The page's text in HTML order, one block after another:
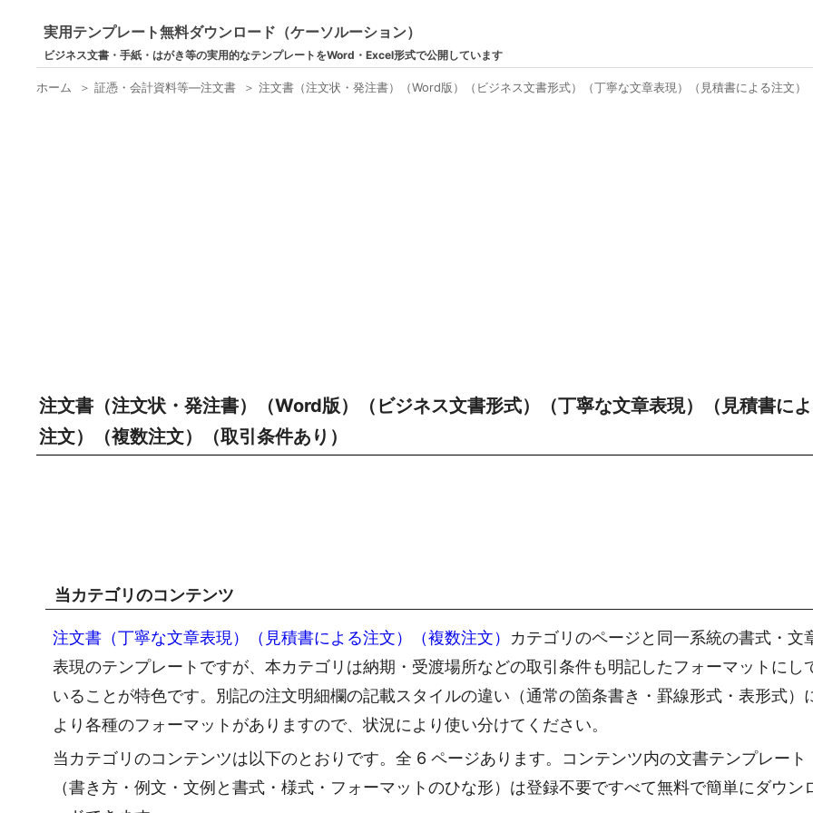
実用テンプレート無料ダウンロード（ケーソルーション）
ビジネス文書・手紙・はがき等の実用的なテンプレートをWord・Excel形式で公開しています
ホーム ＞証憑・会計資料等―注文書 ＞注文書（注文状・発注書）（Word版）（ビジネス文書形式）（丁寧な文章表現）（見積書による注文）
注文書（注文状・発注書）（Word版）（ビジネス文書形式）（丁寧な文章表現）（見積書に
注文）（複数注文）（取引条件あり）
当カテゴリのコンテンツ
注文書（丁寧な文章表現）（見積書による注文）（複数注文） カテゴリのページと同一系統の書式・文
表現のテンプレートですが、本カテゴリは納期・受渡場所などの取引条件も明記したフォーマットにし
いることが特色です。別記の注文明細欄の記載スタイルの違い（通常の箇条書き・罫線形式・表形式）
より各種のフォーマットがありますので、状況により使い分けてください。
当カテゴリのコンテンツは以下のとおりです。全 6 ページあります。コンテンツ内の文書テンプレート
（書き方・例文・文例と書式・様式・フォーマットのひな形）は登録不要ですべて無料で簡単にダウン